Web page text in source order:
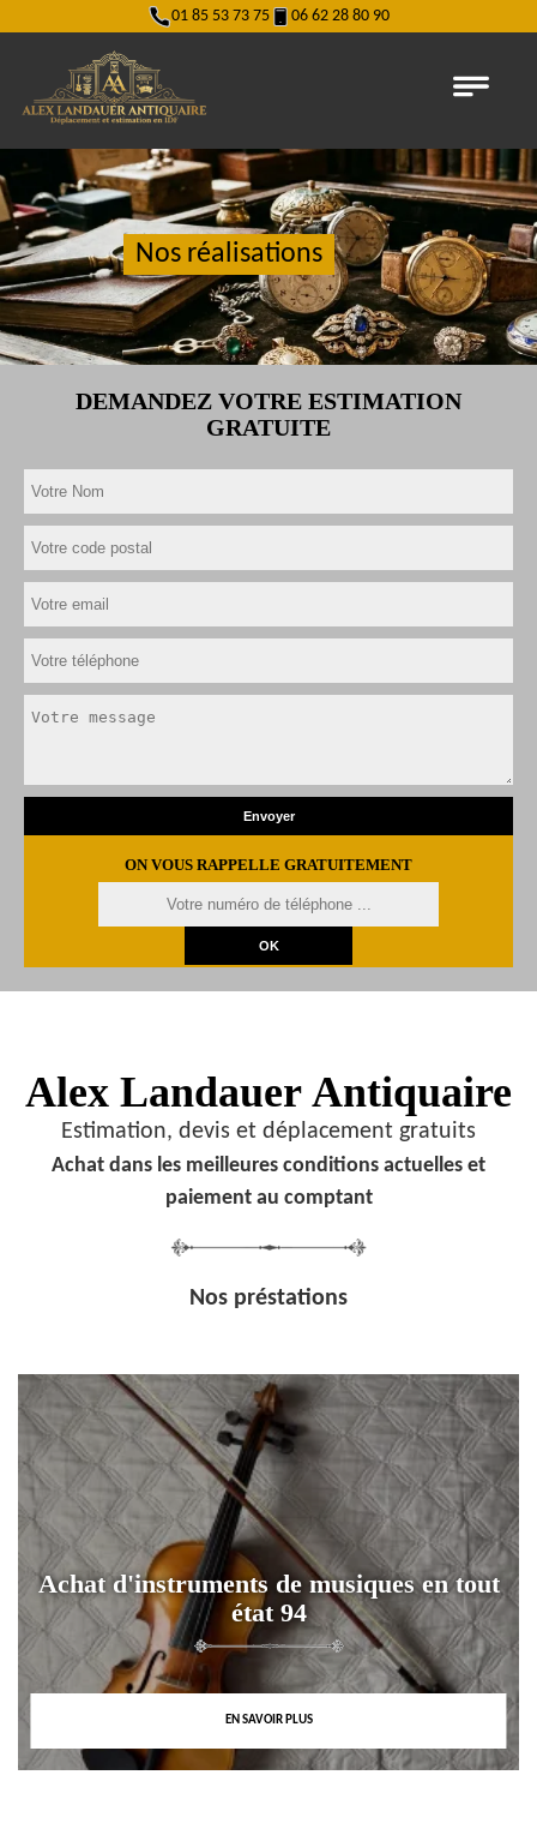
01 85 53 73 75 06 62 28 80 90
Nos réalisations
DEMANDEZ VOTRE ESTIMATION
GRATUITE
ON VOUS RAPPELLE GRATUITEMENT
Alex Landauer Antiquaire
Estimation, devis et déplacement gratuits
Achat dans les meilleures conditions actuelles et
paiement au comptant
Nos préstations
Achat d'instruments de musiques en tout
état 94
EN SAVOIR PLUS